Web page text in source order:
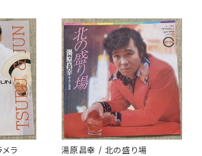
ラ 湯原昌幸 / 北の盛り場